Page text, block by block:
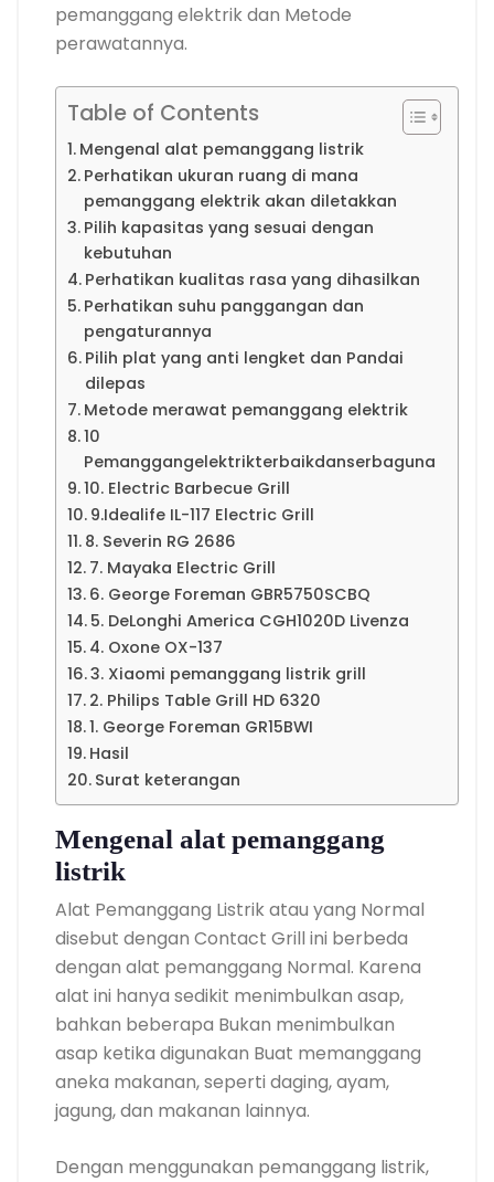
pemanggang elektrik dan Metode
perawatannya.
Table of Contents
Mengenal alat pemanggang listrik
Perhatikan ukuran ruang di mana
pemanggang elektrik akan diletakkan
Pilih kapasitas yang sesuai dengan
kebutuhan
Perhatikan kualitas rasa yang dihasilkan
Perhatikan suhu panggangan dan
pengaturannya
Pilih plat yang anti lengket dan Pandai
dilepas
Metode merawat pemanggang elektrik
10
Pemanggangelektrikterbaikdanserbaguna
10. Electric Barbecue Grill
9.Idealife IL-117 Electric Grill
8. Severin RG 2686
7. Mayaka Electric Grill
6. George Foreman GBR5750SCBQ
5. DeLonghi America CGH1020D Livenza
4. Oxone OX-137
3. Xiaomi pemanggang listrik grill
2. Philips Table Grill HD 6320
1. George Foreman GR15BWI
Hasil
Surat keterangan
Mengenal alat pemanggang
listrik
Alat Pemanggang Listrik atau yang Normal
disebut dengan Contact Grill ini berbeda
dengan alat pemanggang Normal. Karena
alat ini hanya sedikit menimbulkan asap,
bahkan beberapa Bukan menimbulkan
asap ketika digunakan Buat memanggang
aneka makanan, seperti daging, ayam,
jagung, dan makanan lainnya.
Dengan menggunakan pemanggang listrik,